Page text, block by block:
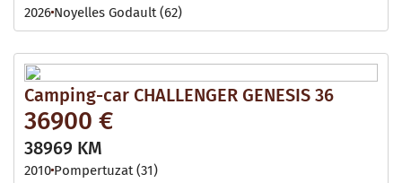
2026 Noyelles Godault (62)
Camping-car CHALLENGER GENESIS 36
36900 €
38969 KM
2010 Pompertuzat (31)